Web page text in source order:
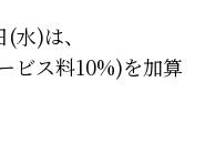
水)は、
ビス料10%)を加算